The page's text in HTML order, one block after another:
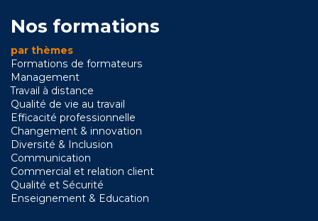
Nos formations
par thèmes
Formations de formateurs
Management
Travail à distance
Qualité de vie au travail
Efficacité professionnelle
Changement & innovation
Diversité & Inclusion
Communication
Commercial et relation client
Qualité et Sécurité
Enseignement & Education